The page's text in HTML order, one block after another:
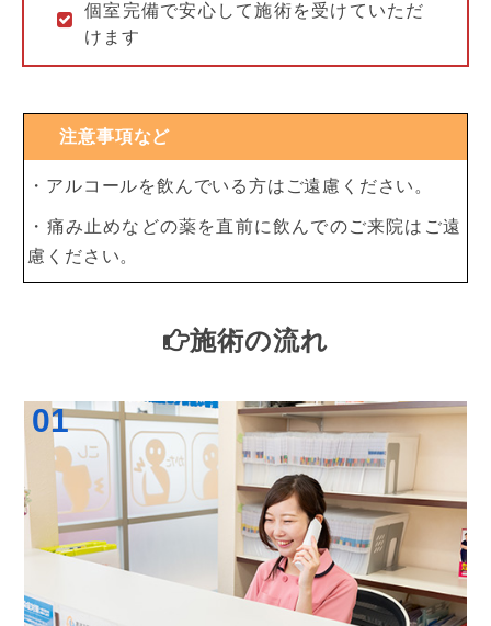
個室完備で安心して施術を受けていただ
けます
注意事項など
・アルコールを飲んでいる方はご遠慮ください。
・痛み止めなどの薬を直前に飲んでのご来院はご遠
慮ください。
施術の流れ
01